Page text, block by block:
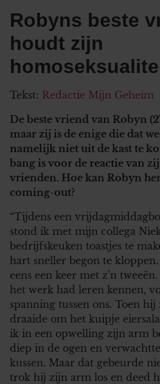
Robyns beste
houdt zijn
Tekst: Redactie Mijn Geheim
De beste vriend van Robyn
maar zij is de enige die dat
namelijk niet uit de kast te
bang is voor de reactie van
vrienden. Hoe kan Robyn
coming-out?
“Tijdens een
stond ik met mijn collega
bedrijfskeuken toastjes te
hart sneller begon te
eens een keer met z’n
het werk had leren kennen,
spanning tussen ons. Toen
draaide om het kuipje
ik in een opwelling zijn arm
diep in de ogen en
kussen. Maar dat gebeurde
trok hij zijn arm los en deed